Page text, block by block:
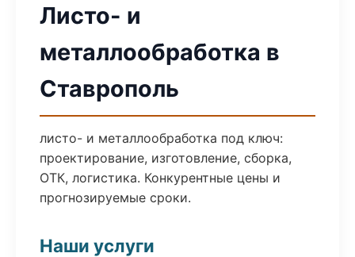
Листо- и
металлообработка в
Ставрополь
листо- и металлообработка под ключ:
проектирование, изготовление, сборка,
ОТК, логистика. Конкурентные цены и
прогнозируемые сроки.
Наши услуги